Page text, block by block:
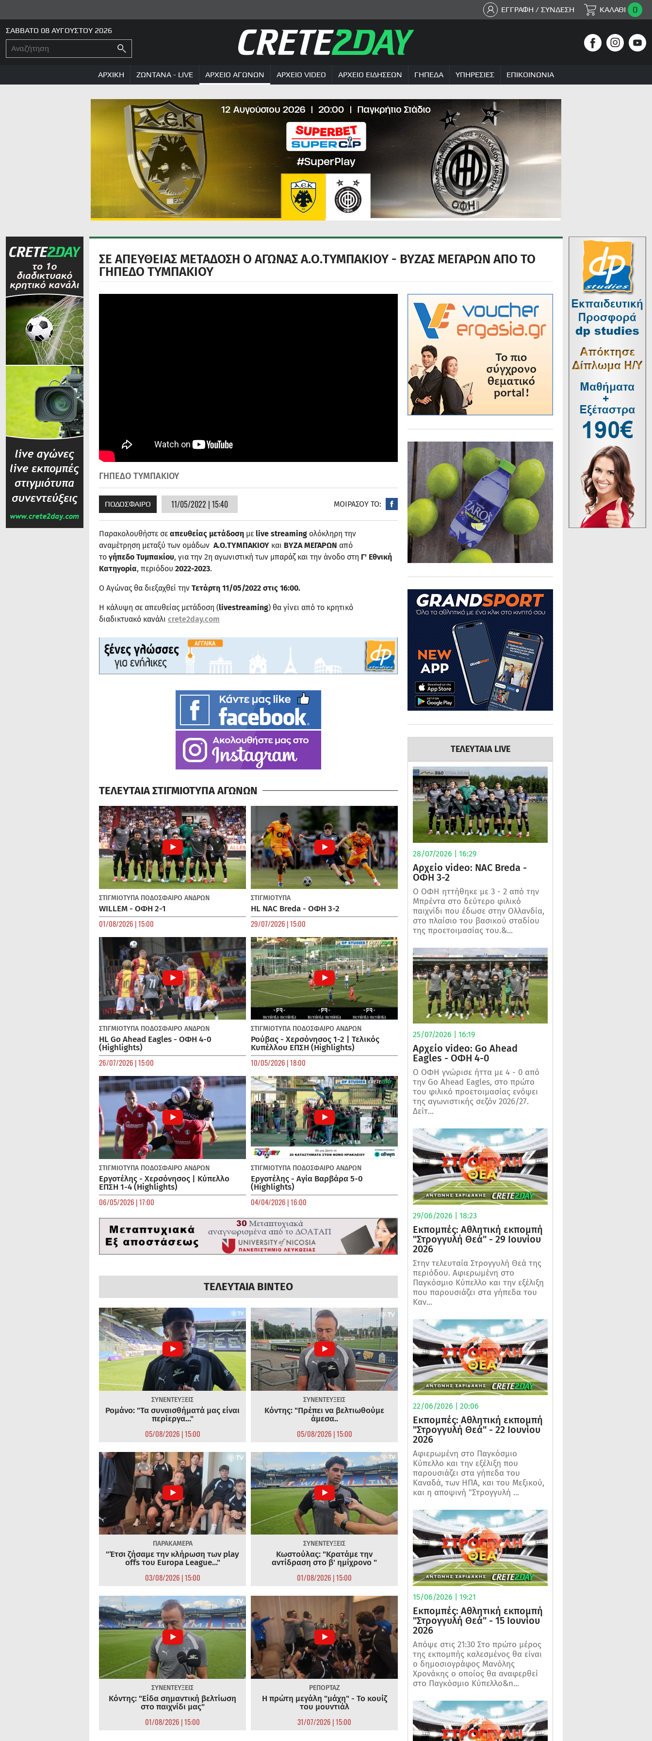
ΕΓΓΡΑΦΗ / ΣΥΝΔΕΣΗ ΚΑΛΑΘΙ 0
ΣΑΒΒΑΤΟ 08 ΑΥΓΟΥΣΤΟΥ 2026
ΑΡΧΙΚΗ ΖΩΝΤΑΝΑ - LIVE ΑΡΧΕΙΟ ΑΓΩΝΩΝ ΑΡΧΕΙΟ VIDEO ΑΡΧΕΙΟ ΕΙΔΗΣΕΩΝ ΓΗΠΕΔΑ ΥΠΗΡΕΣΙΕΣ ΕΠΙΚΟΙΝΩΝΙΑ
ΣΕ ΑΠΕΥΘΕΙΑΣ ΜΕΤΑΔΟΣΗ Ο ΑΓΩΝΑΣ Α.Ο.ΤΥΜΠΑΚΙΟΥ - ΒΥΖΑΣ ΜΕΓΑΡΩΝ ΑΠΟ ΤΟ
ΓΗΠΕΔΟ ΤΥΜΠΑΚΙΟΥ
ΓΗΠΕΔΟ ΤΥΜΠΑΚΙΟΥ
ΠΟΔΟΣΦΑΙΡΟ 11/05/2022 | 15:40 ΜΟΙΡΑΣΟΥ ΤΟ:
Παρακολουθήστε σε απευθείας μετάδοση με live streaming ολόκληρη την
αναμέτρηση μεταξύ των ομάδων Α.Ο.ΤΥΜΠΑΚΙΟΥ και ΒΥΖΑ ΜΕΓΑΡΩΝ από
το γήπεδο Τυμπακίου, για την 2η αγωνιστική των μπαράζ και την άνοδο στη Γ' Εθνική
Κατηγορία, περιόδου 2022-2023.
Ο Αγώνας θα διεξαχθεί την Τετάρτη 11/05/2022 στις 16:00.
Η κάλυψη σε απευθείας μετάδοση (livestreaming) θα γίνει από το κρητικό
διαδικτυακό κανάλι crete2day.com
ΤΕΛΕΥΤΑΙΑ ΣΤΙΓΜΙΟΤΥΠΑ ΑΓΩΝΩΝ
ΣΤΙΓΜΙΟΤΥΠΑ ΠΟΔΌΣΦΑΙΡΟ ΑΝΔΡΏΝ
WILLEM - ΟΦΗ 2-1
01/08/2026 | 15:00
ΣΤΙΓΜΙΟΤΥΠΑ
HL NAC Breda - ΟΦΗ 3-2
29/07/2026 | 15:00
ΣΤΙΓΜΙΟΤΥΠΑ ΠΟΔΌΣΦΑΙΡΟ ΑΝΔΡΏΝ
HL Go Ahead Eagles - ΟΦΗ 4-0
(Highlights)
26/07/2026 | 15:00
ΣΤΙΓΜΙΟΤΥΠΑ ΠΟΔΌΣΦΑΙΡΟ ΑΝΔΡΏΝ
Ρούβας - Χερσόνησος 1-2 | Τελικός
Κυπέλλου ΕΠΣΗ (Highlights)
10/05/2026 | 18:00
ΣΤΙΓΜΙΟΤΥΠΑ ΠΟΔΌΣΦΑΙΡΟ ΑΝΔΡΏΝ
Εργοτέλης - Χερσόνησος | Κύπελλο
ΕΠΣΗ 1-4 (Highlights)
06/05/2026 | 17:00
ΣΤΙΓΜΙΟΤΥΠΑ ΠΟΔΌΣΦΑΙΡΟ ΑΝΔΡΏΝ
Εργοτέλης - Αγία Βαρβάρα 5-0
(Highlights)
04/04/2026 | 16:00
ΤΕΛΕΥΤΑΙΑ ΒΙΝΤΕΟ
ΣΥΝΕΝΤΕΥΞΕΙΣ
Ρομάνο: "Τα συναισθήματά μας είναι
περίεργα..."
05/08/2026 | 15:00
ΣΥΝΕΝΤΕΥΞΕΙΣ
Κόντης: "Πρέπει να βελτιωθούμε
άμεσα..
05/08/2026 | 15:00
ΠΑΡΑΚΑΜΕΡΑ
"Έτσι ζήσαμε την κλήρωση των play
offs του Europa League..."
03/08/2026 | 15:00
ΣΥΝΕΝΤΕΥΞΕΙΣ
Κωστούλας: "Κρατάμε την
αντίδραση στο β' ημίχρονο "
01/08/2026 | 15:00
ΣΥΝΕΝΤΕΥΞΕΙΣ
Κόντης: "Είδα σημαντική βελτίωση
στο παιχνίδι μας"
01/08/2026 | 15:00
ΡΕΠΟΡΤΑΖ
Η πρώτη μεγάλη "μάχη" - Το κουίζ
του μουντιάλ
31/07/2026 | 15:00
ΤΕΛΕΥΤΑΙΑ LIVE
28/07/2026 | 16:29
Αρχείο video: NAC Breda -
ΟΦΗ 3-2
Ο ΟΦΗ ηττήθηκε με 3 - 2 από την
Μπρέντα στο δεύτερο φιλικό
παιχνίδι που έδωσε στην Ολλανδία,
στο πλαίσιο του βασικού σταδίου
της προετοιμασίας του.&...
25/07/2026 | 16:19
Αρχείο video: Go Ahead
Eagles - ΟΦΗ 4-0
Ο ΟΦΗ γνώρισε ήττα με 4 - 0 από
την Go Ahead Eagles, στο πρώτο
του φιλικό προετοιμασίας ενόψει
της αγωνιστικής σεζόν 2026/27.
Δείτ...
29/06/2026 | 18:23
Εκπομπές: Αθλητική εκπομπή
"Στρογγυλή Θεά" - 29 Ιουνίου
2026
Στην τελευταία Στρογγυλή Θεά της
περιόδου. Αφιερωμένη στο
Παγκόσμιο Κύπελλο και την εξέλιξη
που παρουσιάζει στα γήπεδα του
Καν...
22/06/2026 | 20:06
Εκπομπές: Αθλητική εκπομπή
"Στρογγυλή Θεά" - 22 Ιουνίου
2026
Αφιερωμένη στο Παγκόσμιο
Κύπελλο και την εξέλιξη που
παρουσιάζει στα γήπεδα του
Καναδά, των ΗΠΑ, και του Μεξικού,
και η αποψινή "Στρογγυλή ...
15/06/2026 | 19:21
Εκπομπές: Αθλητική εκπομπή
"Στρογγυλή Θεά" - 15 Ιουνίου
2026
Απόψε στις 21:30 Στο πρώτο μέρος
της εκπομπής καλεσμένος θα είναι
ο δημοσιογράφος Μανόλης
Χρονάκης ο οποίος θα αναφερθεί
στο Παγκόσμιο Κύπελλο&n...